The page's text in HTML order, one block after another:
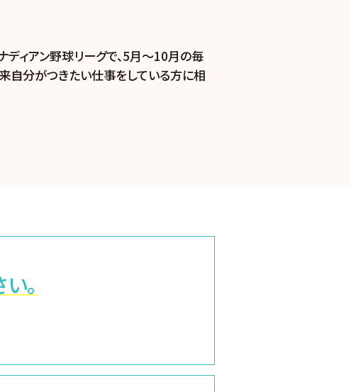
ィアン野球リーグで、5月～10月の毎
自分がつきたい仕事をしている方に相
。